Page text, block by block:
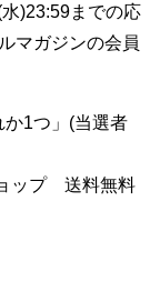
)23:59までの応
マガジンの会員
か1つ」(当選者
ップ 送料無料